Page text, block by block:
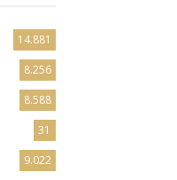
14.881
8.256
8.588
31
9.022